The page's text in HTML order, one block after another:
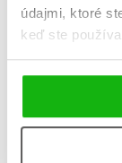
údajmi, ktoré
keď ste